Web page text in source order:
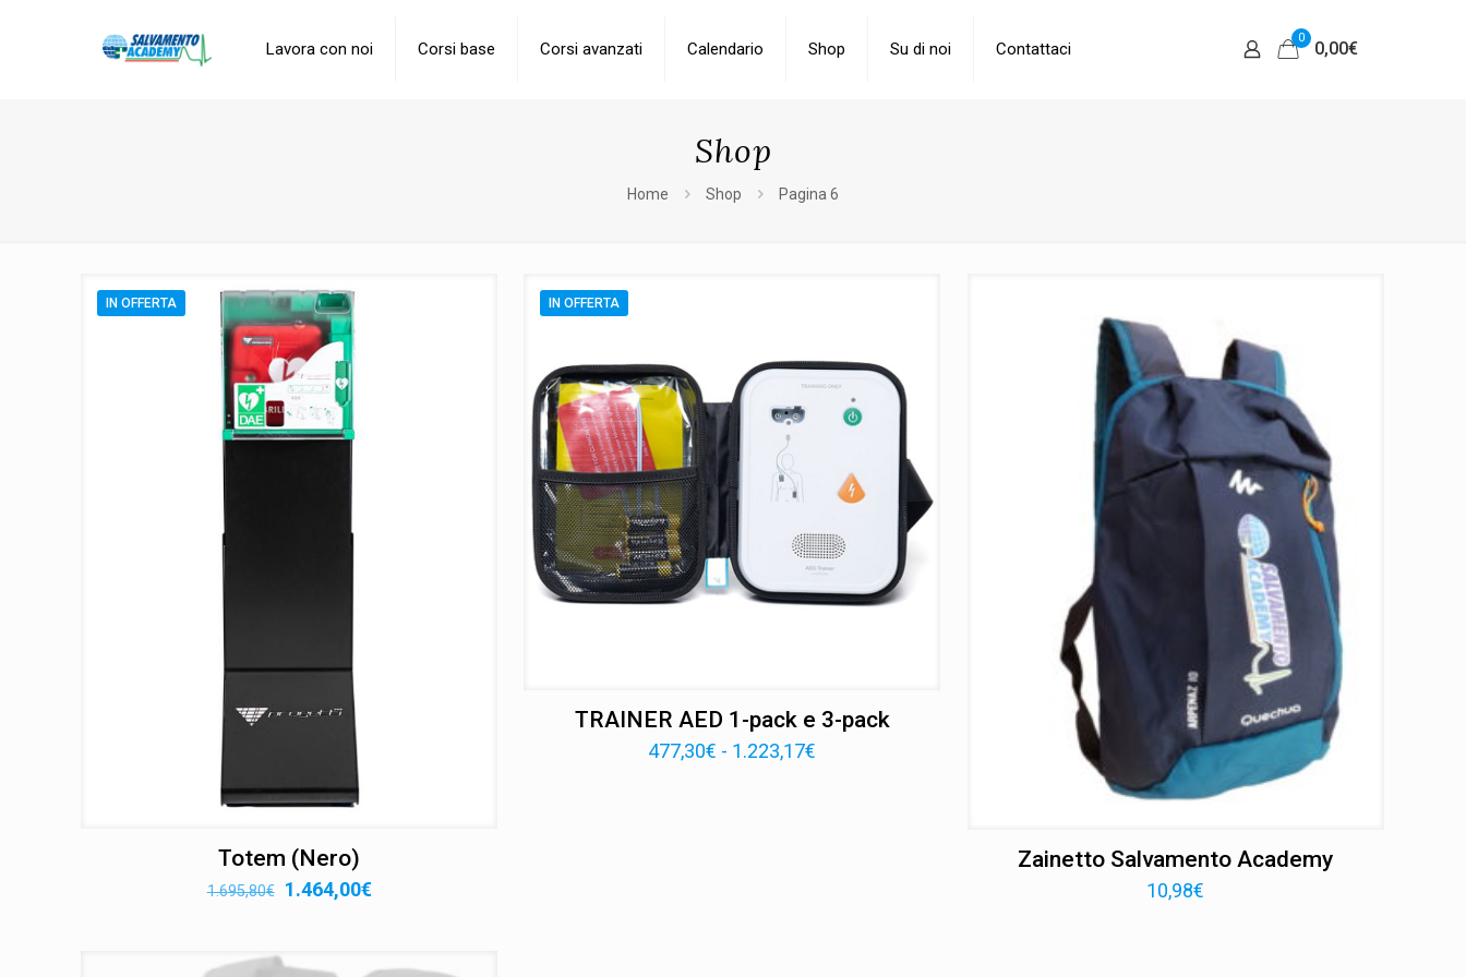
Lavora con noi Corsi base Corsi avanzati Calendario Shop Su di noi Contattaci
0
0,00€
Shop
Home Shop Pagina 6
IN OFFERTA
Totem (Nero)
1.695,80€
Il
era:
1.464,00€Il
è:
IN OFFERTA
TRAINER AED 1-pack e 3-pack
477,30€ - 1.223,17€
Zainetto Salvamento Academy
10,98€